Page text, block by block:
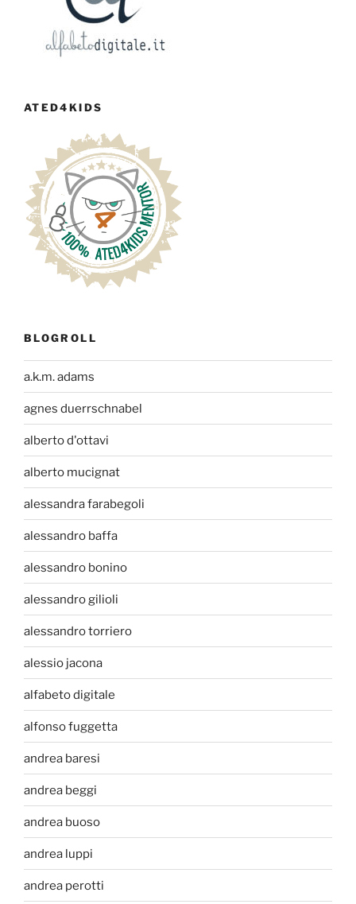
ATED4KIDS
BLOGROLL
a.k.m. adams
agnes duerrschnabel
alberto d'ottavi
alberto mucignat
alessandra farabegoli
alessandro baffa
alessandro bonino
alessandro gilioli
alessandro torriero
alessio jacona
alfabeto digitale
alfonso fuggetta
andrea baresi
andrea beggi
andrea buoso
andrea luppi
andrea perotti